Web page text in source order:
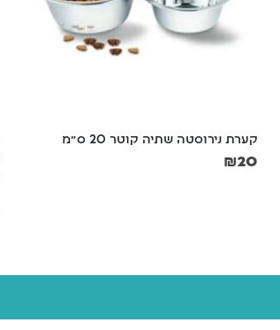
קערת נירוסטה שתיה קוטר 20 ס"מ
₪20